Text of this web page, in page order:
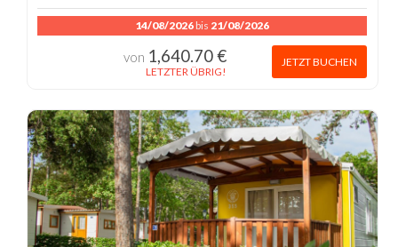
14/08/2026 bis 21/08/2026
von 1,640.70 €
LETZTER ÜBRIG!
JETZT BUCHEN